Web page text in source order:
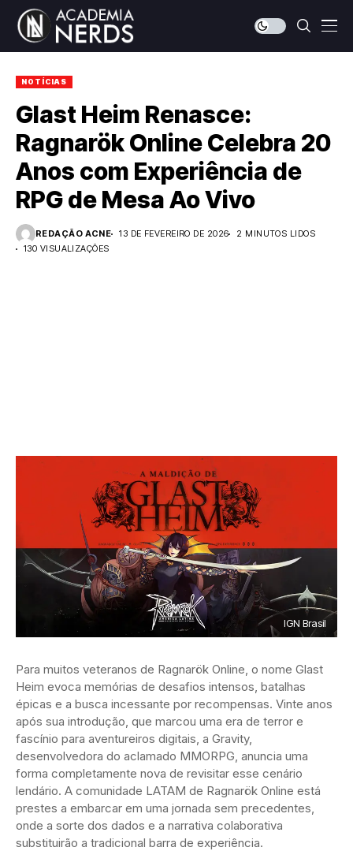
NOTÍCIAS
Glast Heim Renasce:
Ragnarök Online Celebra 20
Anos com Experiência de
RPG de Mesa Ao Vivo
REDAÇÃO ACNE 13 DE FEVEREIRO DE 2026
2 MINUTOS LIDOS
130 VISUALIZAÇÕES
IGN Brasil
Para muitos veteranos de Ragnarök Online, o nome Glast
Heim evoca memórias de desafios intensos, batalhas
épicas e a busca incessante por recompensas. Vinte anos
após sua introdução, que marcou uma era de terror e
fascínio para aventureiros digitais, a Gravity,
desenvolvedora do aclamado MMORPG, anuncia uma
forma completamente nova de revisitar esse cenário
lendário. A comunidade LATAM de Ragnarök Online está
prestes a embarcar em uma jornada sem precedentes,
onde a sorte dos dados e a narrativa colaborativa
substituirão a tradicional barra de experiência.